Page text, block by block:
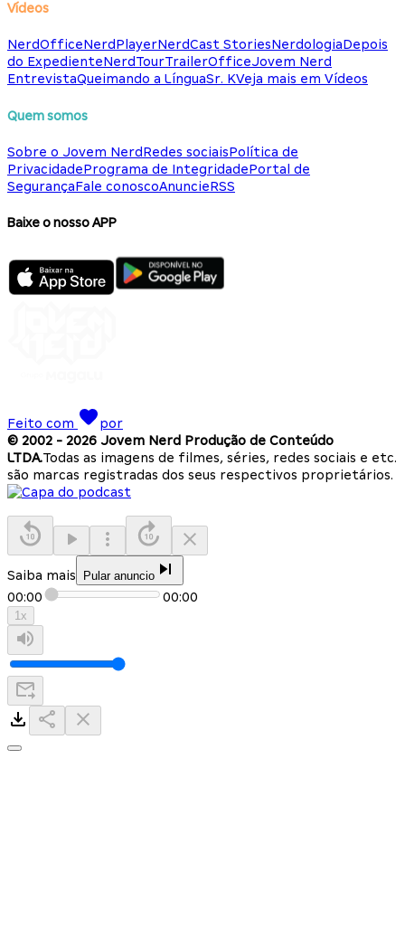
Vídeos
NerdOfficeNerdPlayerNerdCast StoriesNerdologiaDepois
do ExpedienteNerdTourTrailerOfficeJovem Nerd
EntrevistaQueimando a LínguaSr. KVeja mais em Vídeos
Quem somos
Sobre o Jovem NerdRedes sociaisPolítica de
PrivacidadePrograma de IntegridadePortal de
SegurançaFale conoscoAnuncieRSS
Baixe o nosso APP
Feito com
por
© 2002 - 2026 Jovem Nerd Produção de Conteúdo
LTDA.Todas as imagens de filmes, séries, redes sociais e etc.
são marcas registradas dos seus respectivos proprietários.
Saiba mais Pular anuncio
00:00 00:00
1x